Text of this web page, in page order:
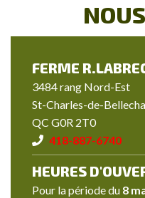
FERME
3484 rang Nord-Est
St-Charles-de-
QC G0R 2T0
418-887-6740
HEURES
Pour la période du 8